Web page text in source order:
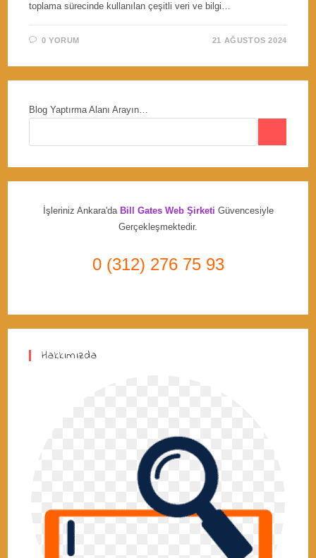
toplama sürecinde kullanılan çeşitli veri ve bilgi…
0 YORUM 21 AĞUSTOS 2024
Blog Yaptırma Alanı Arayın…
İşleriniz Ankara'da Bill Gates Web Şirketi Güvencesiyle
Gerçekleşmektedir.
0 (312) 276 75 93
Hakkımızda